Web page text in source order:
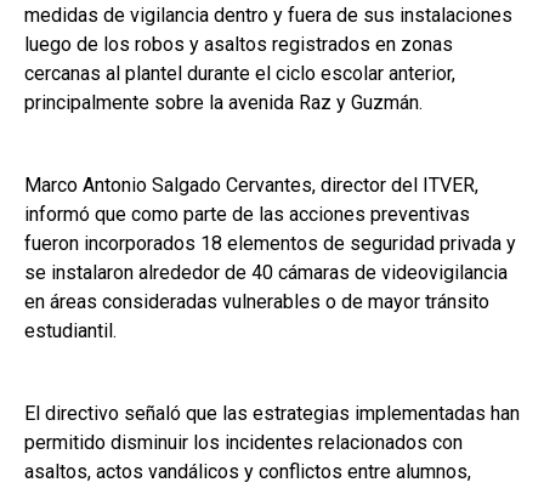
medidas de vigilancia dentro y fuera de sus instalaciones
luego de los robos y asaltos registrados en zonas
cercanas al plantel durante el ciclo escolar anterior,
principalmente sobre la avenida Raz y Guzmán.
Marco Antonio Salgado Cervantes, director del ITVER,
informó que como parte de las acciones preventivas
fueron incorporados 18 elementos de seguridad privada y
se instalaron alrededor de 40 cámaras de videovigilancia
en áreas consideradas vulnerables o de mayor tránsito
estudiantil.
El directivo señaló que las estrategias implementadas han
permitido disminuir los incidentes relacionados con
asaltos, actos vandálicos y conflictos entre alumnos,